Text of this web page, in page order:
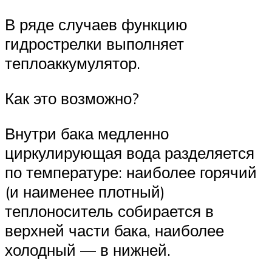
В ряде случаев функцию
гидрострелки выполняет
теплоаккумулятор.
Как это возможно?
Внутри бака медленно
циркулирующая вода разделяется
по температуре: наиболее горячий
(и наименее плотный)
теплоноситель собирается в
верхней части бака, наиболее
холодный — в нижней.